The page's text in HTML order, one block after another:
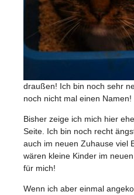
draußen! Ich bin noch sehr
noch nicht mal einen Namen!
Bisher zeige ich mich hier
Seite. Ich bin noch recht
auch im neuen Zuhause viel
wären kleine Kinder im
für mich!
Wenn ich aber einmal